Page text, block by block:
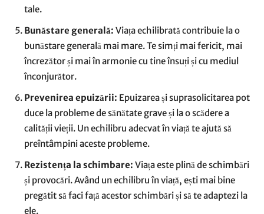
tale.
Bunăstare generală: Viața echilibrată contribuie la o
bunăstare generală mai mare. Te simți mai fericit, mai
încrezător și mai în armonie cu tine însuți și cu mediul
înconjurător.
Prevenirea epuizării: Epuizarea și suprasolicitarea pot
duce la probleme de sănătate grave și la o scădere a
calității vieții. Un echilibru adecvat în viață te ajută să
preîntâmpini aceste probleme.
Rezistența la schimbare: Viața este plină de schimbări
și provocări. Având un echilibru în viață, ești mai bine
pregătit să faci față acestor schimbări și să te adaptezi la
ele.